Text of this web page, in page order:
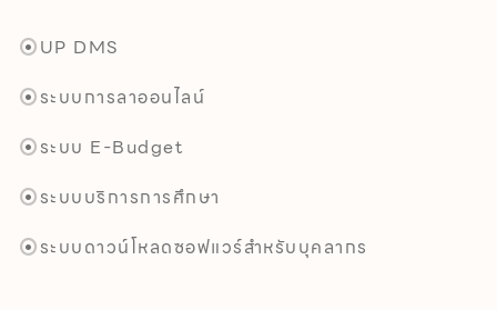
UP DMS
ระบบการลาออนไลน์
ระบบ E-Budget
ระบบบริการการศึกษา
ระบบดาวน์โหลดซอฟแวร์สำหรับบุคลากร